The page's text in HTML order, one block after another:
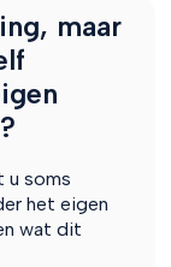
maar
u soms
het eigen
wat dit